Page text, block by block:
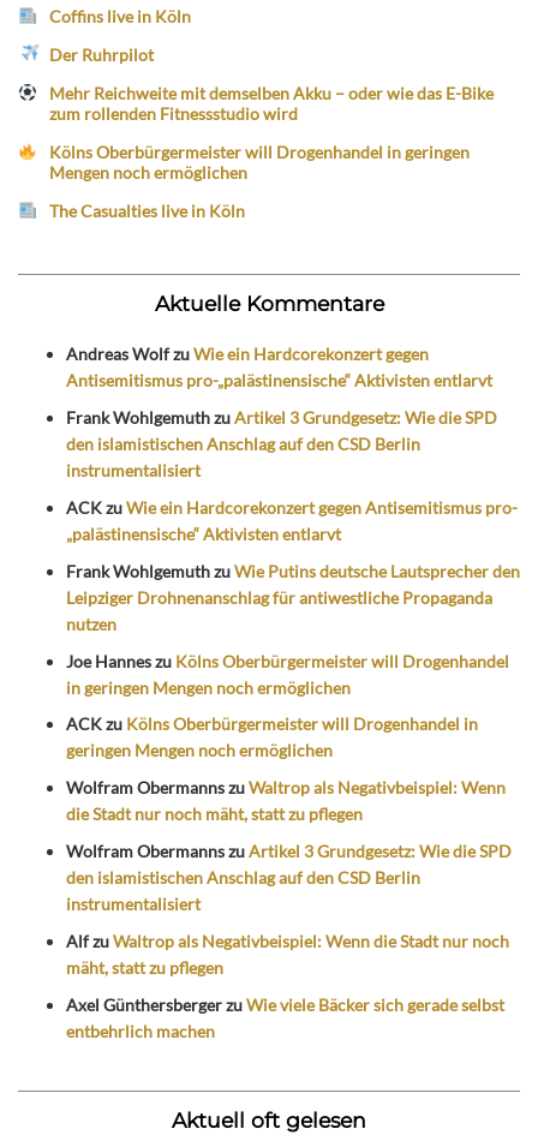
Coffins live in Köln
Der Ruhrpilot
Mehr Reichweite mit demselben Akku – oder wie das E-Bike
zum rollenden Fitnessstudio wird
Kölns Oberbürgermeister will Drogenhandel in geringen
Mengen noch ermöglichen
The Casualties live in Köln
Aktuelle Kommentare
Andreas WolfzuWie ein Hardcorekonzert gegen
Antisemitismus pro-„palästinensische“ Aktivisten entlarvt
Frank WohlgemuthzuArtikel 3 Grundgesetz: Wie die SPD
den islamistischen Anschlag auf den CSD Berlin
instrumentalisiert
ACKzuWie ein Hardcorekonzert gegen Antisemitismus pro-
„palästinensische“ Aktivisten entlarvt
Frank WohlgemuthzuWie Putins deutsche Lautsprecher den
Leipziger Drohnenanschlag für antiwestliche Propaganda
nutzen
Joe Hanneszu Kölns Oberbürgermeister will Drogenhandel
in geringen Mengen noch ermöglichen
ACKzu Kölns Oberbürgermeister will Drogenhandel in
geringen Mengen noch ermöglichen
Wolfram ObermannszuWaltrop als Negativbeispiel: Wenn
die Stadt nur noch mäht, statt zu pflegen
Wolfram ObermannszuArtikel 3 Grundgesetz: Wie die SPD
den islamistischen Anschlag auf den CSD Berlin
instrumentalisiert
AlfzuWaltrop als Negativbeispiel: Wenn die Stadt nur noch
mäht, statt zu pflegen
Axel GünthersbergerzuWie viele Bäcker sich gerade selbst
entbehrlich machen
Aktuell oft gelesen